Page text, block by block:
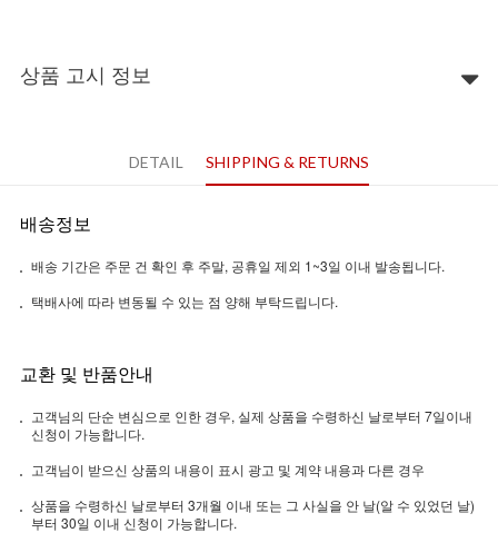
상품 고시 정보
DETAIL SHIPPING & RETURNS
배송정보
배송 기간은 주문 건 확인 후 주말, 공휴일 제외 1~3일 이내 발송됩니다.
택배사에 따라 변동될 수 있는 점 양해 부탁드립니다.
교환 및 반품안내
고객님의 단순 변심으로 인한 경우, 실제 상품을 수령하신 날로부터 7일이내
신청이 가능합니다.
고객님이 받으신 상품의 내용이 표시 광고 및 계약 내용과 다른 경우
상품을 수령하신 날로부터 3개월 이내 또는 그 사실을 안 날(알 수 있었던 날)
부터 30일 이내 신청이 가능합니다.